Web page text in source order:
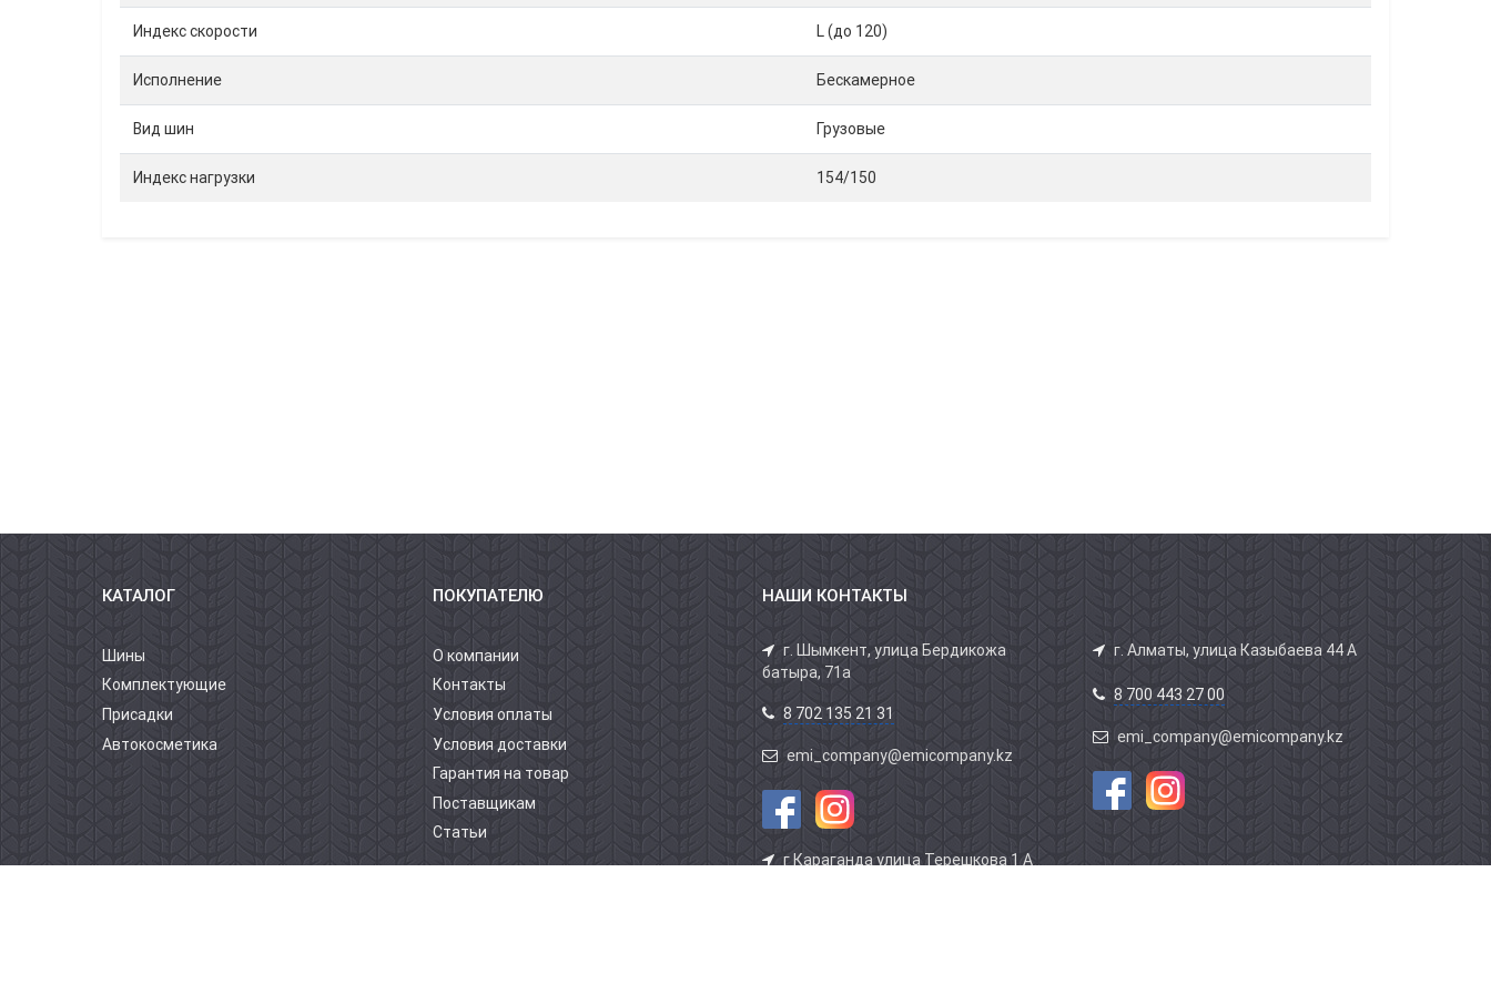
Индекс скорости L (до 120)
Исполнение Бескамерное
Вид шин Грузовые
Индекс нагрузки 154/150
КАТАЛОГ
Шины
Комплектующие
Присадки
Автокосметика
ПОКУПАТЕЛЮ
О компании
Контакты
Условия оплаты
Условия доставки
Гарантия на товар
Поставщикам
Статьи
НАШИ КОНТАКТЫ
г. Шымкент, улица Бердикожа
батыра, 71а
8 702 135 21 31
emi_company@emicompany.kz
г. Алматы, улица Казыбаева 44 А
8 700 443 27 00
emi_company@emicompany.kz
г Караганда улица Терешкова 1 А